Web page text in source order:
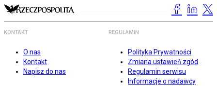
KONTAKT
O nas
Kontakt
Napisz do nas
REGULAMIN
Polityka Prywatności
Zmiana ustawień zgód
Regulamin serwisu
Informacje o nadawcy